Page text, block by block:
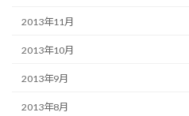
2013年11月
2013年10月
2013年9月
2013年8月